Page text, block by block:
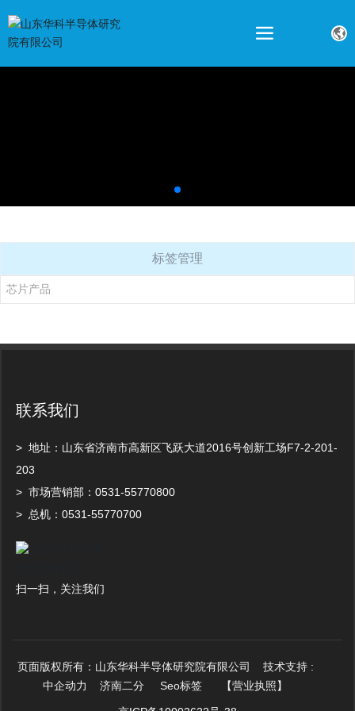
标签管理
芯片产品
联系我们
> 地址：山东省济南市高新区飞跃大道2016号创新工场F7-2-201-
203
> 市场营销部： 0531-55770800
> 总机： 0531-55770700
扫一扫，关注我们​
页面版权所有： 山东华科半导体研究院有限公司 技术支持 :
中企动力
济南二分 Seo标签 【营业执照】